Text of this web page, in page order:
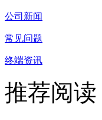
公司新闻
常见问题
终端资讯
推荐阅读